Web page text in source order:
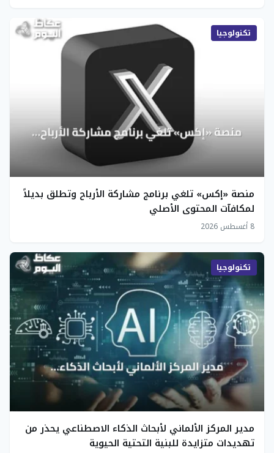
تكنولوجيا
منصة «إكس» تلغي برنامج مشاركة الأرباح وتطلق بديلاً
لمكافآت المحتوى الأصلي
8 أغسطس 2026
تكنولوجيا
مدير المركز الألماني لأبحاث الذكاء الاصطناعي يحذر من
تهديدات متزايدة للبنية التحتية الحيوية